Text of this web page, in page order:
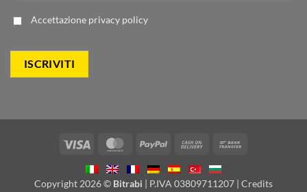
Accettazione privacy policy
Visa MasterCardPayPal
Cash
Delivery
Copyright 2026 © Bitrabi | P.IVA 03809711207 | Credits